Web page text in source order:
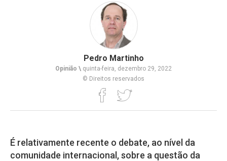
Pedro Martinho
Opinião \ quinta-feira, dezembro 29, 2022
© Direitos reservados
É relativamente recente o debate, ao nível da
comunidade internacional, sobre a questão da